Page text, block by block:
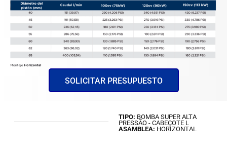
SOLICITAR PRESUPUESTO
TIPO: BOMBA SUPER ALTA
PRESSÃO - CABEÇOTE L
ASAMBLEA: HORIZONTAL